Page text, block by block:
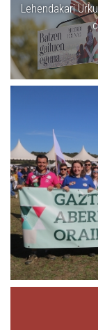
Lehendakari